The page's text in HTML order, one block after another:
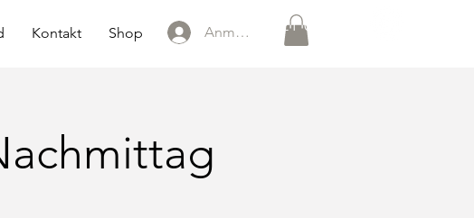
0151 121 096 15
Kontakt Shop Anmelden